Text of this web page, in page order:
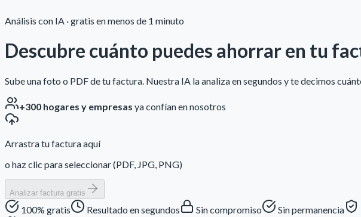
Análisis con IA · gratis en menos de 1 minuto
Descubre cuánto puedes ahorraren tu
Sube una foto o PDF de tu factura. Nuestra IA la analiza en segundos y te decimos
+300 hogares y empresas ya confían en nosotros
Arrastra tu factura aquí
o haz clic para seleccionar (PDF, JPG, PNG)
Analizar factura gratis
100% gratis Resultado en segundos Sin compromiso Sin permanencia